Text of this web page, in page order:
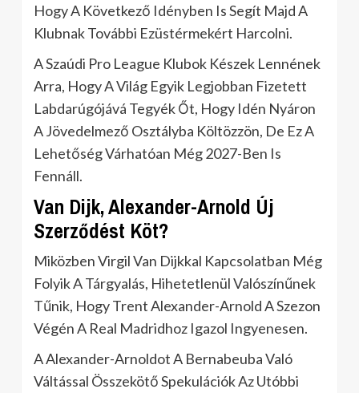
Hogy A Következő Idényben Is Segít Majd A
Klubnak További Ezüstérmekért Harcolni.
A Szaúdi Pro League Klubok Készek Lennének
Arra, Hogy A Világ Egyik Legjobban Fizetett
Labdarúgójává Tegyék Őt, Hogy Idén Nyáron
A Jövedelmező Osztályba Költözzön, De Ez A
Lehetőség Várhatóan Még 2027-Ben Is
Fennáll.
Van Dijk, Alexander-Arnold Új
Szerződést Köt?
Miközben Virgil Van Dijkkal Kapcsolatban Még
Folyik A Tárgyalás, Hihetetlenül Valószínűnek
Tűnik, Hogy Trent Alexander-Arnold A Szezon
Végén A Real Madridhoz Igazol Ingyenesen.
A Alexander-Arnoldot A Bernabeuba Való
Váltással Összekötő Spekulációk Az Utóbbi